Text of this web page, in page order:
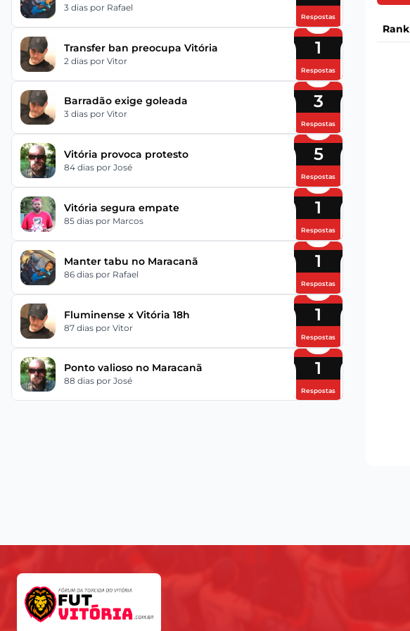
3 dias por Rafael
Respostas
Transfer ban preocupa Vitória
2 dias por Vitor
1
Respostas
Barradão exige goleada
3 dias por Vitor
3
Respostas
Vitória provoca protesto
84 dias por José
5
Respostas
Vitória segura empate
85 dias por Marcos
1
Respostas
Manter tabu no Maracanã
86 dias por Rafael
1
Respostas
Fluminense x Vitória 18h
87 dias por Vitor
1
Respostas
Ponto valioso no Maracanã
88 dias por José
1
Respostas
Rank